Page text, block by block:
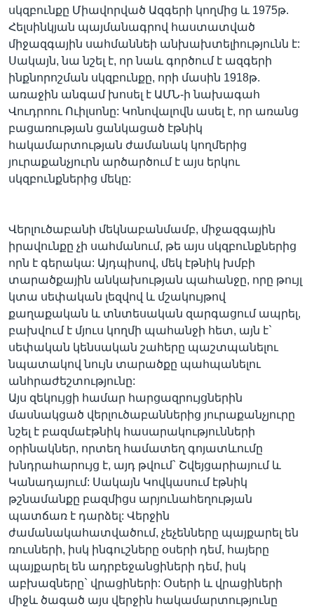
սկզբունքը Միավորված Ազգերի կողմից և 1975թ.
Հելսինկյան պայմանագրով հաստատված
միջազգային սահմաննեի անխախտելիությունն է:
Սակայն, նա նշել է, որ նաև գործում է ազգերի
ինքնորոշման սկզբունքը, որի մասին 1918թ.
առաջին անգամ խոսել է ԱՄՆ-ի նախագահ
Վուդրոու Ուիլսոնը: Կոնովալովն ասել է, որ առանց
բացառության ցանկացած էթնիկ
հակամարտության ժամանակ կողմերից
յուրաքանչյուրն արծարծում է այս երկու
սկզբունքներից մեկը:
Վերլուծաբանի մեկնաբանմամբ, միջազգային
իրավունքը չի սահմանում, թե այս սկզբունքներից
որն է գերակա: Այդպիսով, մեկ էթնիկ խմբի
տարածքային անկախության պահանջը, որը թույլ
կտա սեփական լեզվով և մշակույթով
քաղաքական և տնտեսական զարգացում ապրել,
բախվում է մյուս կողմի պահանջի հետ, այն է`
սեփական կենսական շահերը պաշտպանելու
նպատակով նույն տարածքը պահպանելու
անհրաժեշտությունը:
Այս զեկույցի համար հարցազրույցներին
մասնակցած վերլուծաբաններից յուրաքանչյուրը
նշել է բազմաէթնիկ հասարակությունների
օրինակներ, որտեղ համատեղ գոյատևումը
խնդրահարույց է, այդ թվում` Շվեյցարիայում և
Կանադայում: Սակայն Կովկասում էթնիկ
թշնամանքը բազմիցս արյունահեղության
պատճառ է դարձել: Վերջին
ժամանակահատվածում, չեչենները պայքարել են
ռուսների, իսկ ինգուշները օսերի դեմ, հայերը
պայքարել են ադրբեջանցիների դեմ, իսկ
աբխազները` վրացիների: Օսերի և վրացիների
միջև ծագած այս վերջին հակամարտությունը